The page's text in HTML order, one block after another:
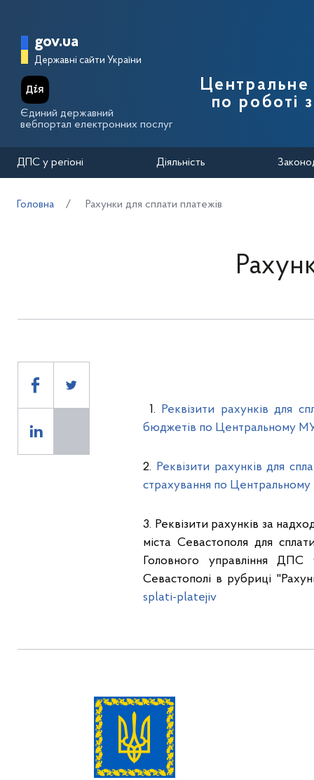
Головна сторінка Державної
gov.ua
Державні сайти України
Єдиний державний
вебпортал електронних послуг
Центральне
по роботі
ДПС у регіоні Діяльність
Головна Рахунки для сплати платежів
1.
Реквізити рахунків для
бюджетів по Центральному
2.
Реквізити рахунків для
страхування по
3. Реквізити рахунків за
міста Севастополя для
Головного управління ДПС
Севастополі в рубриці
splati-platejiv